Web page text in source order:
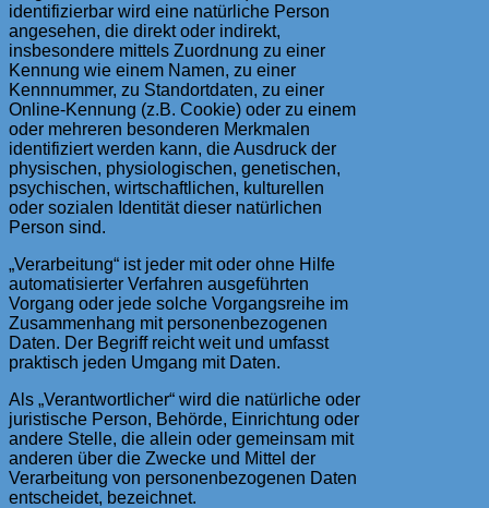
identifizierbar wird eine natürliche Person
angesehen, die direkt oder indirekt,
insbesondere mittels Zuordnung zu einer
Kennung wie einem Namen, zu einer
Kennnummer, zu Standortdaten, zu einer
Online-Kennung (z.B. Cookie) oder zu einem
oder mehreren besonderen Merkmalen
identifiziert werden kann, die Ausdruck der
physischen, physiologischen, genetischen,
psychischen, wirtschaftlichen, kulturellen
oder sozialen Identität dieser natürlichen
Person sind.
„Verarbeitung“ ist jeder mit oder ohne Hilfe
automatisierter Verfahren ausgeführten
Vorgang oder jede solche Vorgangsreihe im
Zusammenhang mit personenbezogenen
Daten. Der Begriff reicht weit und umfasst
praktisch jeden Umgang mit Daten.
Als „Verantwortlicher“ wird die natürliche oder
juristische Person, Behörde, Einrichtung oder
andere Stelle, die allein oder gemeinsam mit
anderen über die Zwecke und Mittel der
Verarbeitung von personenbezogenen Daten
entscheidet, bezeichnet.